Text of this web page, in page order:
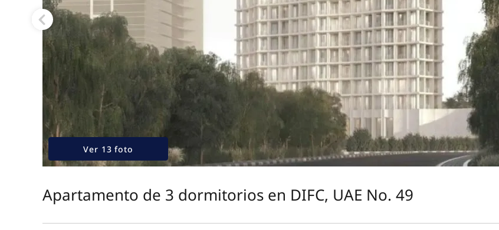
Ver 13 foto
Apartamento de 3 dormitorios en DIFC, UAE No. 49